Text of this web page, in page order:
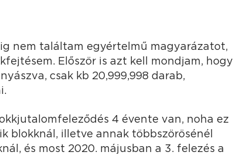
nem találtam egyértelmű magyarázatot,
Először is azt kell mondjam, hogy
csak kb 20,999,998 darab,
4 évente van, noha ez
blokknál, illetve annak többszörösénél
és most 2020. májusban a 3. felezés a